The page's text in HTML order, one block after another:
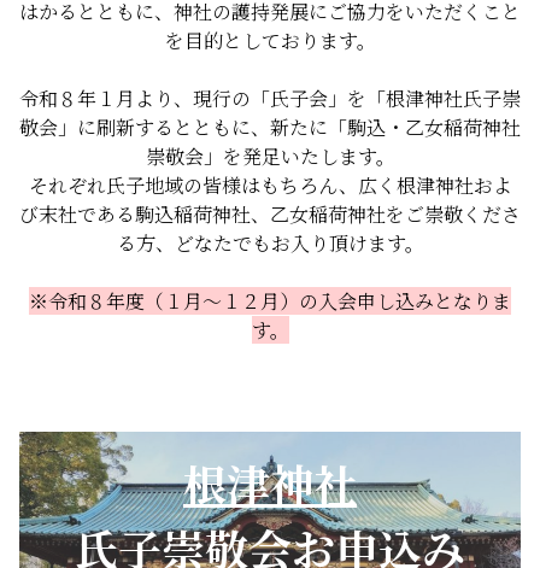
はかるとともに、神社の護持発展にご協力をいただくこと
を目的としております。
令和８年１月より、現行の「氏子会」を「根津神社氏子崇
敬会」に刷新するとともに、新たに「駒込・乙女稲荷神社
崇敬会」を発足いたします。
それぞれ氏子地域の皆様はもちろん、広く根津神社およ
び末社である駒込稲荷神社、乙女稲荷神社をご崇敬くださ
る方、どなたでもお入り頂けます。
※令和８年度（１月～１２月）の入会申し込みとなりま
す。
根津神社
氏子崇敬会お申込み